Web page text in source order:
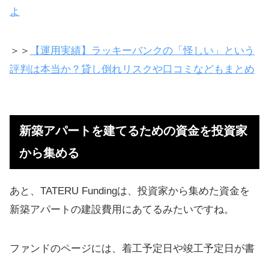
よ
＞＞
【運用実績】ラッキーバンクの「怪しい」という
評判は本当か？貸し倒れリスクや口コミなどもまとめ
新築アパートを建てるための資金を投資家
から集める
あと、TATERU Fundingは、投資家から集めた資金を
新築アパートの建設費用にあてるみたいですね。
ファンドのページには、着工予定日や竣工予定日が書